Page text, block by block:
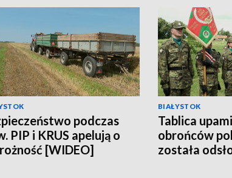
podczas
PIP i KRUS apelują o
[WIDEO]
BIAŁYSTOK
Tablica
obrońców
została